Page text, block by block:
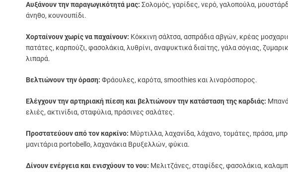
Αυξάνουν την παραγωγικότητά μας: Σολομός, γαρίδες, νερό, γαλοπούλα,
άνηθο, κουνουπίδι.
Χορταίνουν χωρίς να παχαίνουν: Κόκκινη σάλτσα, ασπράδια αβγών, κρέας
πατάτες, καρπούζι, φασολάκια, λυθρίνι, αναψυκτικά διαίτης, γάλα σόγιας,
λιπαρά.
Βελτιώνουν την όραση: Φράουλες, καρότα, smoothies και λιναρόσπορος.
Ελέγχουν την αρτηριακή πίεση και βελτιώνουν την κατάσταση της καρδιάς:
ελιές, ακτινίδια, σταφύλια, πράσινες σαλάτες.
Προστατεύουν από τον καρκίνο: Μύρτιλλα, λαχανίδα, λάχανο, τομάτες, πράσα,
μανιτάρια portobello, λαχανάκια Βρυξελλών, φύκια.
Δίνουν ενέργεια και ενισχύουν το νου: Μελιτζάνες, σταφίδες, φασολάκια,